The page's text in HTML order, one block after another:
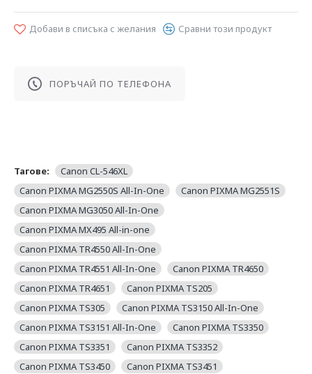
Добави в списъка с желания Сравни този продукт
ПОРЪЧАЙ ПО ТЕЛЕФОНА
Тагове:
Canon CL-546XL
Canon PIXMA MG2550S All-In-One
Canon PIXMA MG2551S
Canon PIXMA MG3050 All-In-One
Canon PIXMA MX495 All-in-one
Canon PIXMA TR4550 All-In-One
Canon PIXMA TR4551 All-In-One
Canon PIXMA TR4650
Canon PIXMA TR4651
Canon PIXMA TS205
Canon PIXMA TS305
Canon PIXMA TS3150 All-In-One
Canon PIXMA TS3151 All-In-One
Canon PIXMA TS3350
Canon PIXMA TS3351
Canon PIXMA TS3352
Canon PIXMA TS3450
Canon PIXMA TS3451